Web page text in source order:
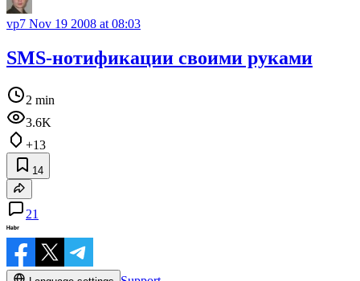
vp7 Nov 19 2008 at 08:03
SMS-нотификации своими руками
2 min
3.6K
+13
14
21